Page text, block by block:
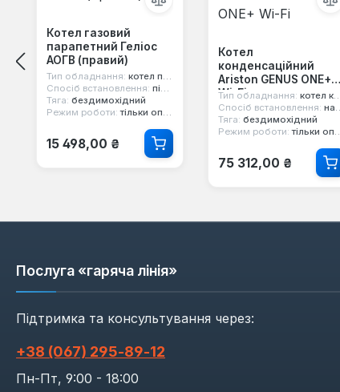
Котел газовий
парапетний Геліос
АОГВ (правий)
Тип обладнання: котел парапетний
Спосіб встановлення: підлоговий
Тяга: бездимохідний
Режим роботи: тільки опалення
Звичайна ціна:
15 498,00 ₴
Котел
конденсаційний
Ariston GENUS ONE+
Wi-Fi
Тип обладнання: котел конденсаційний
Спосіб встановлення: настінний
Тяга: бездимохідний
Режим роботи: тільки опалення
Звичайна ціна:
75 312,00 ₴
Послуга «гаряча лінія»
Підтримка та консультування через:
+38 (067) 295‑89‑12
Пн-Пт, 9:00 - 18:00